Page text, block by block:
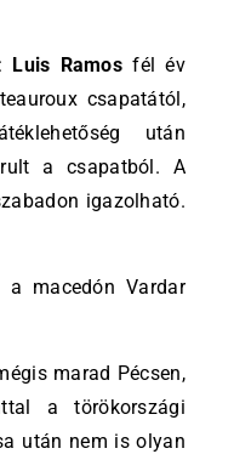
Luis Ramos fél év
csapatától,
után
a csapatból. A
igazolható.
a macedón Vardar
marad Pécsen,
a törökországi
után nem is olyan